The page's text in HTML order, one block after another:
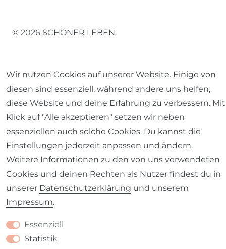
© 2026 SCHÖNER LEBEN.
Impressum Daten­schutz­erklärung AGB
VERTRAG WIDERRUFEN
Wir nutzen Cookies auf unserer Website. Einige von
diesen sind essenziell, während andere uns helfen,
diese Website und deine Erfahrung zu verbessern. Mit
Klick auf "Alle akzeptieren" setzen wir neben
essenziellen auch solche Cookies. Du kannst die
Einstellungen jederzeit anpassen und ändern.
Weitere Informationen zu den von uns verwendeten
Cookies und deinen Rechten als Nutzer findest du in
unserer Daten­schutz­erklärung und unserem
Impressum.
Essenziell
Statistik